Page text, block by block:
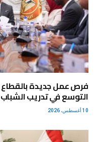
فرص عمل جديدة
التوسع في تدريب
10 أغسطس، 2026